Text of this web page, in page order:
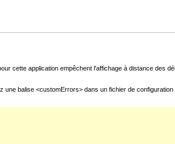
cette application empêchent l'affichage à distance des
balise <customErrors> dans un fichier de